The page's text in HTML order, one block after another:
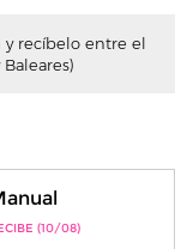
y recíbelo entre el
(10/08)